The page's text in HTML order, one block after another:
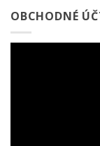
OBCHODNÉ